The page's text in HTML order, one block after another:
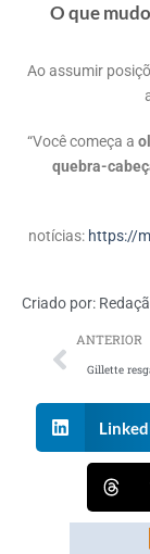
O que
Ao assumir
“Você começa a
quebra-
notícias: https://
Criado por:
ANTERIOR